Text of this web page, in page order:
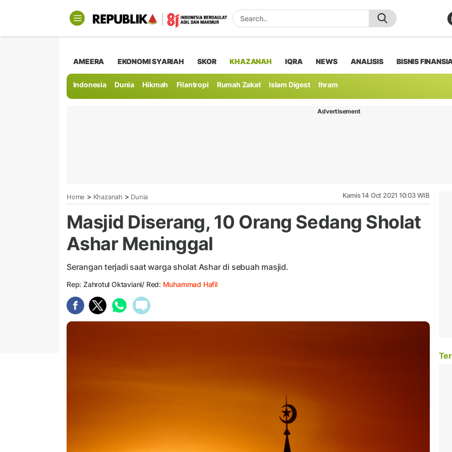
AMEERA EKONOMI SYARIAH SKOR KHAZANAH IQRA NEWS ANALISIS BISNIS
Indonesia Dunia Hikmah Filantropi Rumah Zakat Islam Digest Ihram
Advertisement
Home > Khazanah > Dunia Kamis 14 Oct 2021 10:03 WIB
Masjid Diserang, 10 Orang Sedang Sholat
Ashar Meninggal
Serangan terjadi saat warga sholat Ashar di sebuah masjid.
Rep: Zahrotul Oktaviani/ Red: Muhammad Hafil